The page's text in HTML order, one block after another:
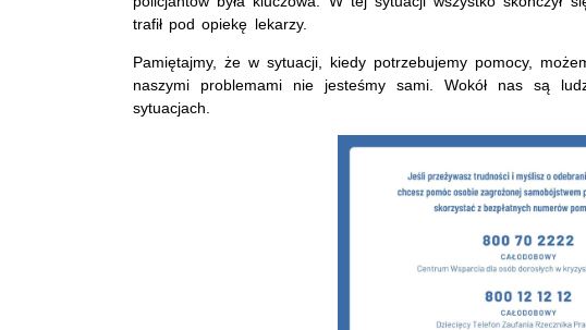
trafił pod opiekę lekarzy.
Pamiętajmy, że w sytuacji, kiedy potrzebujemy pomocy,
naszymi problemami nie jesteśmy sami. Wokół nas są
sytuacjach.